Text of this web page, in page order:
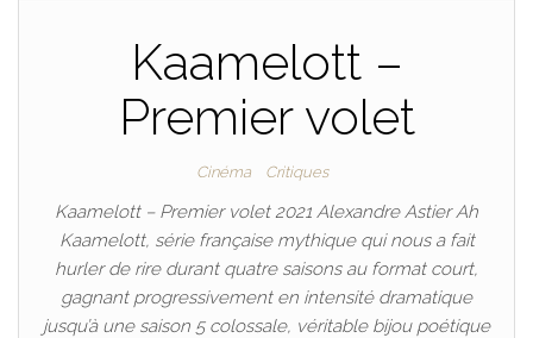
Kaamelott –
Premier volet
Cinéma Critiques
Kaamelott – Premier volet 2021 Alexandre Astier Ah
Kaamelott, série française mythique qui nous a fait
hurler de rire durant quatre saisons au format court,
gagnant progressivement en intensité dramatique
jusqu’à une saison 5 colossale, véritable bijou poétique